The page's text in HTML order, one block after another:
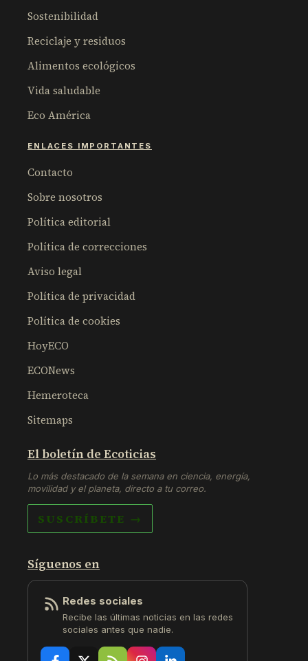
Sostenibilidad
Reciclaje y residuos
Alimentos ecológicos
Vida saludable
Eco América
ENLACES IMPORTANTES
Contacto
Sobre nosotros
Política editorial
Política de correcciones
Aviso legal
Política de privacidad
Política de cookies
HoyECO
ECONews
Hemeroteca
Sitemaps
El boletín de Ecoticias
Lo más destacado de la semana en ciencia, energía,
movilidad y el planeta, directo a tu correo.
SUSCRÍBETE →
Síguenos en
Redes sociales
Recibe las últimas noticias en las redes
sociales antes que nadie.